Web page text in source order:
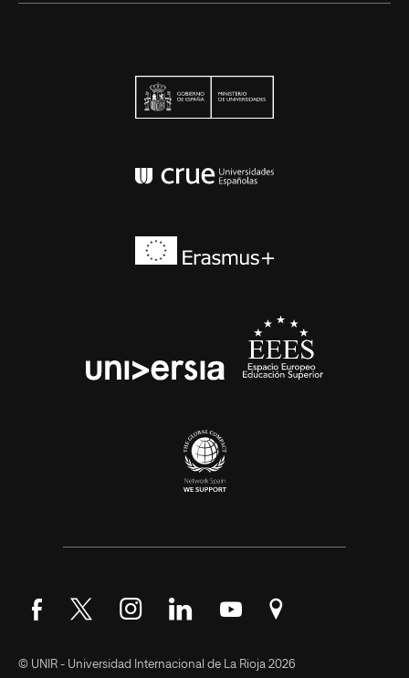
Síguenos en Facebook
Síguenos en Twitter
Síguenos en Instagram
Síguenos en LinkedIn
Síguenos en YouTube
Encuéntranos en
© UNIR - Universidad Internacional de La Rioja 2026